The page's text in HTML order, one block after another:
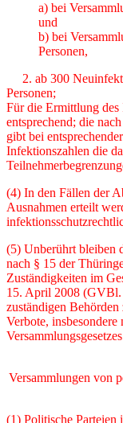
a) bei
und
b) bei
Personen,
2. ab 300
Personen;
Für die Ermittlung
entsprechend; die
gibt bei
Infektionszahlen die
(4) In den Fällen der
Ausnahmen erteilt
(5) Unberührt bleiben
nach § 15 der
Zuständigkeiten im
15. April 2008 (GVBl.
zuständigen
Verbote,
Versammlungen von
(1) Politische Parteien